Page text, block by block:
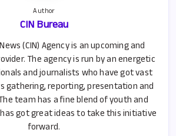
Author
CIN Bureau
(CIN) Agency is an upcoming and
The agency is run by an energetic
and journalists who have got vast
gathering, reporting, presentation and
team has a fine blend of youth and
got great ideas to take this initiative
forward.